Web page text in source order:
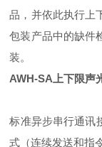
品，并依此执行上
包装产品中的缺件
装。
AWH-SA上下限声
标准异步串行通讯
式（连续发送和指